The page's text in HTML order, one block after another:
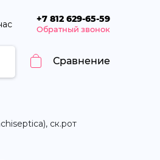
+7 812 629-65-59
Обратный звонок
Сравнение
ск.рот